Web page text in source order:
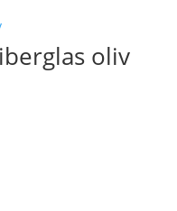
oliv